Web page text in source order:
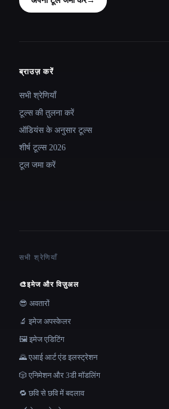
Site navigation
ब्राउज़ करें
सभी श्रेणियाँ
टूल्स की तुलना करें
ऑडियंस के अनुसार टूल्स
शीर्ष टूल्स 2026
टूल जमा करें
सभी श्रेणियाँ
🎨इमेज और विज़ुअल
😎 अवतारों
🔬 इमेज अपस्केलर
🖼️ इमेज एडिटिंग
🌄 एआई आर्ट एंड इलस्ट्रेशन
🎲 एनिमेशन और 3डी मॉडलिंग
🔁 छवि से छवि में बदलाव